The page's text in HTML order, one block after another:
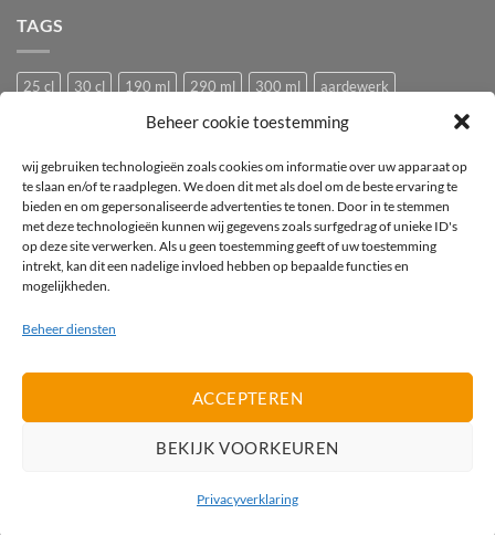
Beheer cookie toestemming
wij gebruiken technologieën zoals cookies om informatie over uw apparaat op
te slaan en/of te raadplegen. We doen dit met als doel om de beste ervaring te
bieden en om gepersonaliseerde advertenties te tonen. Door in te stemmen
met deze technologieën kunnen wij gegevens zoals surfgedrag of unieke ID's
op deze site verwerken. Als u geen toestemming geeft of uw toestemming
intrekt, kan dit een nadelige invloed hebben op bepaalde functies en
mogelijkheden.
Beheer diensten
ACCEPTEREN
BEKIJK VOORKEUREN
Privacyverklaring
TAGS
25 cl 30 cl 190 ml 290 ml 300 ml
aardewerk
Bedrukking bedrukt Bedrukt wijnglas
bier
bierglas Camping glazen Caravan glazen
Festival glas
haan hen Horeca wijnglas Kip
Kunststof
logo
mok mus Pasabahce pluimvee porselein
Proefglas
proefglazen
Recyclebaar rode wijnglas
Royal Leerdam
Stapelbaar
vogel
vogeltje
2026 ©Promolijn